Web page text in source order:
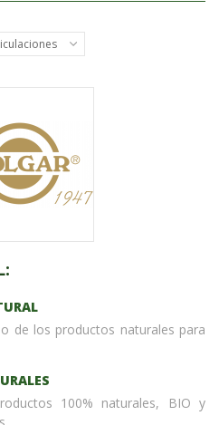
de los productos naturales para
100% naturales, BIO y